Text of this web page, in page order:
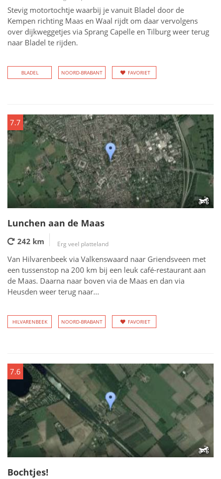
Stevig motortochtje waarbij je vanuit Bladel door de
Kempen richting Maas en Waal rijdt om daar vervolgens
over dijkweggetjes via Sprang Capelle en Tilburg weer terug
naar Bladel te rijden.
BLADEL NOORD-BRABANT FAVORIET
7.7
Lunchen aan de Maas
242 km Erg veel platteland
Van Hilvarenbeek via Valkenswaard naar Griendsveen met
een tussenstop na 200 km bij een leuk café-restaurant aan
de Maas. Daarna naar boven via de Maas en dan via
Heusden weer terug naar...
HILVARENBEEK NOORD-BRABANT FAVORIET
7.6
Bochtjes!